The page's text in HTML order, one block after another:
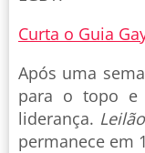
Curta o Guia
Após uma
para o topo e
liderança. Leilão
permanece em